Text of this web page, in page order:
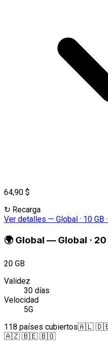
64,90 $
↻ Recarga
Ver detalles — Global · 10 GB
🌍 Global — Global ·
20 GB
Validez
30 días
Velocidad
5G
118 países cubiertos🇦🇱
🇦🇿 🇧🇪 🇧🇴